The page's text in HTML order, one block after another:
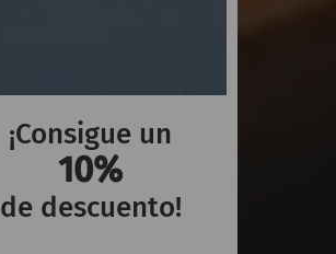
¡Consigue un
10%
de descuento!